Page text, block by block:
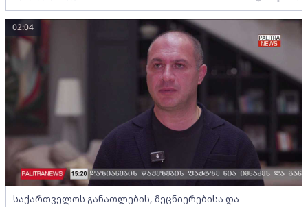
საქართველოს განათლების, მეცნიერებისა და
02:04